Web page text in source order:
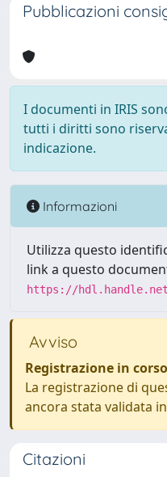
Pubblicazioni
I documenti in IRIS
tutti i diritti sono
indicazione.
Informazioni
Utilizza questo
link a questo
https://hdl.handle.net/
Avviso
Registrazione in
La registrazione di
ancora stata validata in
Citazioni